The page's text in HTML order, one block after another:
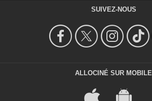
SUIVEZ-NOUS
ALLOCINÉ SUR MOBILE